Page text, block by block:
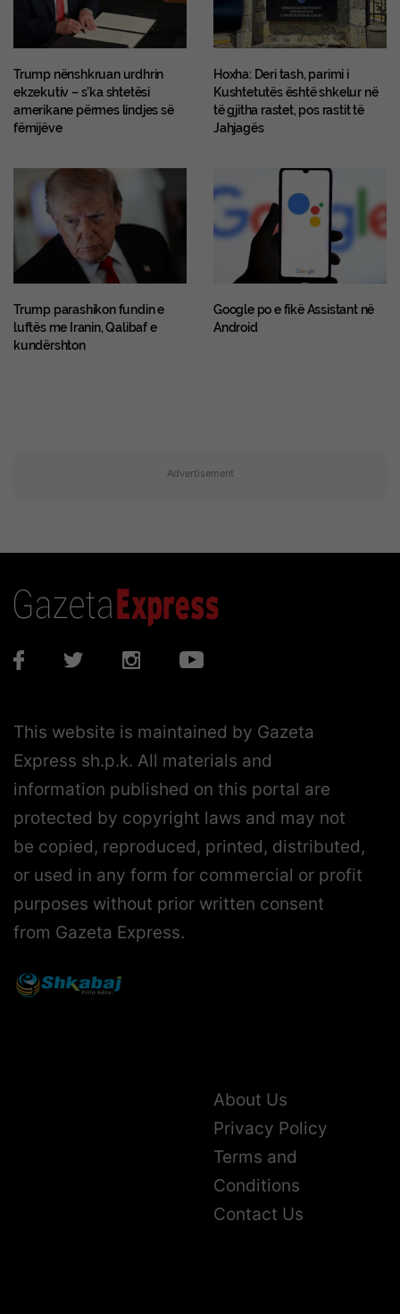
Trump nënshkruan urdhrin
ekzekutiv – s’ka shtetësi
amerikane përmes lindjes së
fëmijëve
Hoxha: Deri tash, parimi i
Kushtetutës është shkelur në
të gjitha rastet, pos rastit të
Jahjagës
Trump parashikon fundin e
luftës me Iranin, Qalibaf e
kundërshton
Google po e fikë Assistant në
Android
Advertisement
This website is maintained by Gazeta
Express sh.p.k. All materials and
information published on this portal are
protected by copyright laws and may not
be copied, reproduced, printed, distributed,
or used in any form for commercial or profit
purposes without prior written consent
from Gazeta Express.
About Us
Privacy Policy
Terms and
Conditions
Contact Us